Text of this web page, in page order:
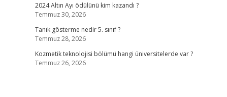
2024 Altın Ayı ödülünü kim kazandı ?
Temmuz 30, 2026
Tanık gösterme nedir 5. sınıf ?
Temmuz 28, 2026
Kozmetik teknolojisi bölümü hangi üniversitelerde var ?
Temmuz 26, 2026